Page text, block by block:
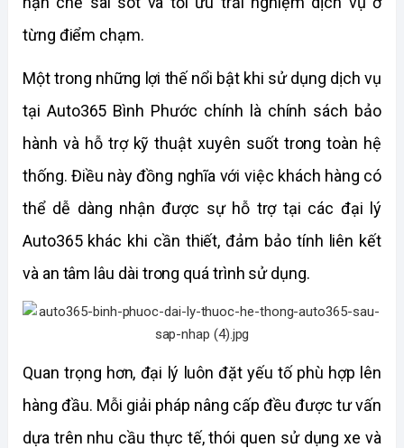
từng điểm chạm.
Một trong những lợi thế nổi bật khi sử dụng dịch vụ
tại Auto365 Bình Phước chính là chính sách bảo
hành và hỗ trợ kỹ thuật xuyên suốt trong toàn hệ
thống. Điều này đồng nghĩa với việc khách hàng có
thể dễ dàng nhận được sự hỗ trợ tại các đại lý
Auto365 khác khi cần thiết, đảm bảo tính liên kết
và an tâm lâu dài trong quá trình sử dụng.
Quan trọng hơn, đại lý luôn đặt yếu tố phù hợp lên
hàng đầu. Mỗi giải pháp nâng cấp đều được tư vấn
dựa trên nhu cầu thực tế, thói quen sử dụng xe và